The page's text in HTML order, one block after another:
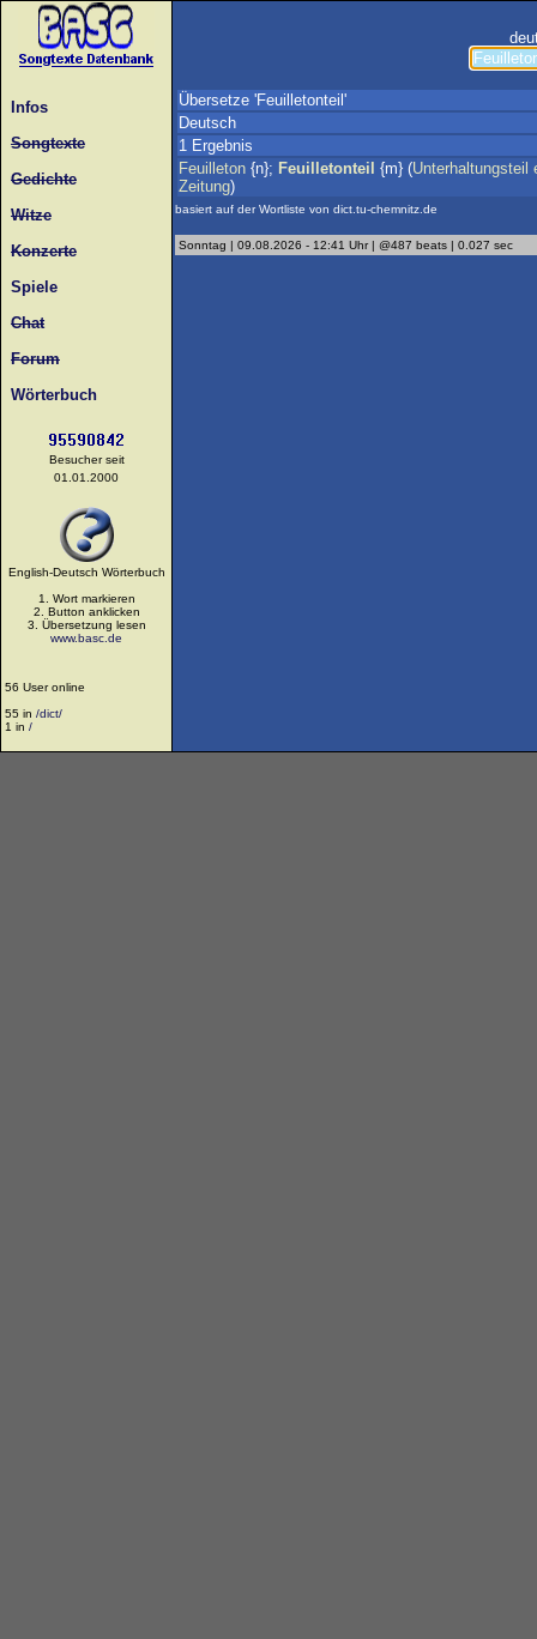
Infos
Songtexte
Gedichte
Witze
Konzerte
Spiele
Chat
Forum
Wörterbuch
Besucher seit
01.01.2000
English-Deutsch Wörterbuch
1. Wort markieren
2. Button anklicken
3. Übersetzung lesen
www.basc.de
56 User online
55 in /dict/
1 in /
Übersetze 'Feuilletonteil'
Deutsch
1 Ergebnis
Feuilleton {n}; Feuilletonteil {m} (Unterhaltungsteil
Zeitung)
basiert auf der Wortliste von dict.tu-chemnitz.de
Sonntag | 09.08.2026 - 12:41 Uhr | @487 beats | 0.027 sec